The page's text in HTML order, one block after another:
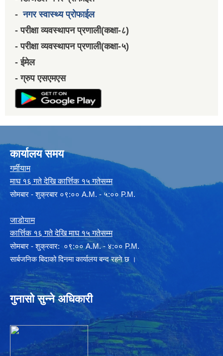
-नगर स्वास्थ्य प्रोफाईल
- परीक्षा व्यवस्थापन प्रणाली(कक्षा-८)
- परीक्षा व्यवस्थापन प्रणाली(कक्षा-५)
- ईमेल
- ग्रुप एसएमएस
कार्यालय समय
गर्मीयाम
माघ १६ गते देखि कार्त्तिक १५ गतेसम्म
सोमबार - शुक्रबार ०९:०० A.M. - ५:०० P.M.
जाडोयाम
कार्त्तिक १६ गते देखि माघ १५ गतेसम्म
साेमबार - शुक्रवार: ०९:०० A.M. - ४:०० P.M.
सार्बजनिक बिदाको दिनमा कार्यालय बन्द रहने छ ।
गुनासो सुन्ने अधिकारी